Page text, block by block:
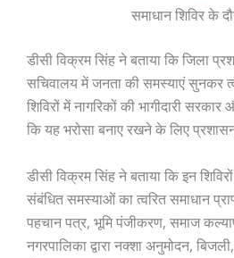
समाधान शिविर के
डीसी विक्रम सिंह ने बताया कि जिला
सचिवालय में जनता की समस्याएं सुनकर
शिविरों में नागरिकों की भागीदारी
कि यह भरोसा बनाए रखने के लिए प्रशासन
डीसी विक्रम सिंह ने बताया कि इन
संबंधित समस्याओं का त्वरित समाधान
पहचान पत्र, भूमि पंजीकरण, समाज
नगरपालिका द्वारा नक्शा अनुमोदन,